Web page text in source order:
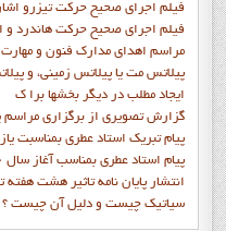
فيلم اجراي صحيح حرکت تيزرو
فيلم اجراي صحيح حرکت هاندرد و
مراسم اهدای مدارک فنون و
پیلاتس مت یا پیلاتس زمینی، و
ايجاد مطلب در ديگر بخشها برا ک
گزارش تصويري از برگزاري
پيام تبريک استاد عطري بمناسبت
پيام استاد عطري بمناسب آغاز سال 1396
انتشار پايان نامه تاثیر هشت
سیاتیک چیست و دلیل آن چیست ؟